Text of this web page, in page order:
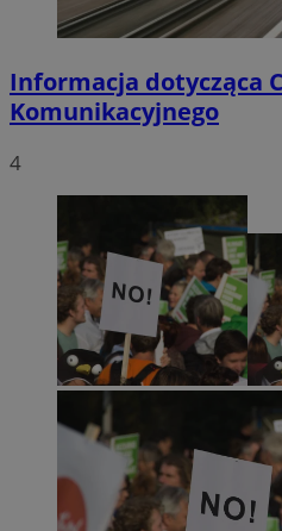
Informacja dotycząca
Komunikacyjnego
4